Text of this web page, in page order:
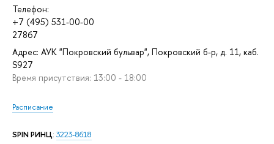
Телефон:
+7 (495) 531-00-00
27867
Адрес: АУК "Покровский бульвар", Покровский б-р, д. 11, каб.
S927
Время присутствия: 13:00 - 18:00
Расписание
SPIN РИНЦ: 3223-8618